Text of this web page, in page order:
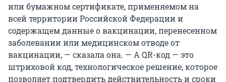
или бумажном сертификате, применяемом на
всей территории Российской Федерации и
содержащем данные о вакцинации, перенесенном
заболевании или медицинском отводе от
вакцинации, — сказала она. — А QR-код — это
штриховой код, технологическое решение, которое
позволяет подтвердить действительность и сроки